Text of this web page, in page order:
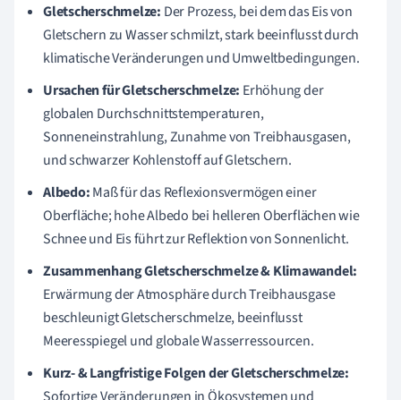
Gletscherschmelze: Der Prozess, bei dem das Eis von
Gletschern zu Wasser schmilzt, stark beeinflusst durch
klimatische Veränderungen und Umweltbedingungen.
Ursachen für Gletscherschmelze: Erhöhung der
globalen Durchschnittstemperaturen,
Sonneneinstrahlung, Zunahme von Treibhausgasen,
und schwarzer Kohlenstoff auf Gletschern.
Albedo:Maß für das Reflexionsvermögen einer
Oberfläche; hohe Albedo bei helleren Oberflächen wie
Schnee und Eis führt zur Reflektion von Sonnenlicht.
Zusammenhang Gletscherschmelze & Klimawandel:
Erwärmung der Atmosphäre durch Treibhausgase
beschleunigt Gletscherschmelze, beeinflusst
Meeresspiegel und globale Wasserressourcen.
Kurz- & Langfristige Folgen der Gletscherschmelze:
Sofortige Veränderungen in Ökosystemen und